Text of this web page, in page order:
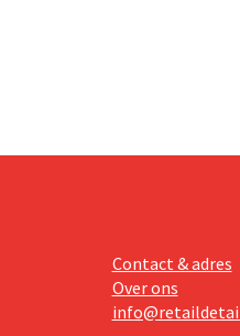
Contact & adres
Over ons